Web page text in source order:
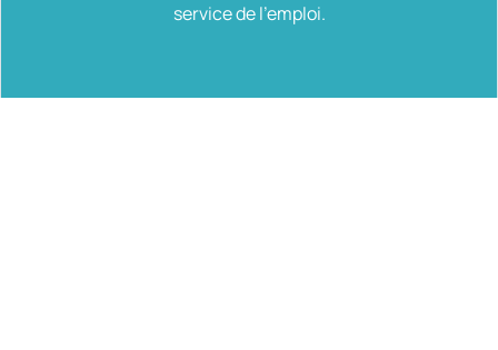
service de l'emploi.